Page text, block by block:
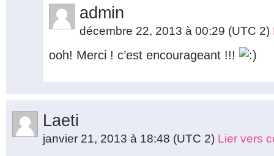
admin
décembre 22, 2013 à 00:29 (UTC 2)
ooh! Merci ! c’est encourageant !!!
Laeti
janvier 21, 2013 à 18:48 (UTC 2) Lier vers